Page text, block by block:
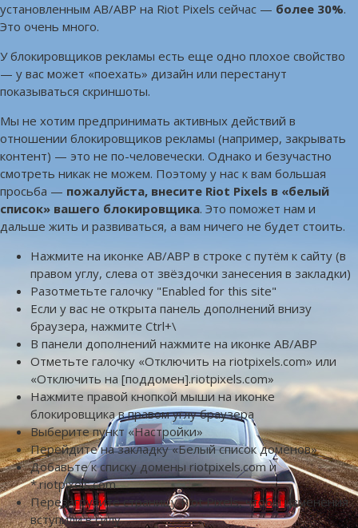
установленным AB/ABP на Riot Pixels сейчас — более 30%.
Это очень много.
У блокировщиков рекламы есть еще одно плохое свойство
— у вас может «поехать» дизайн или перестанут
показываться скриншоты.
Мы не хотим предпринимать активных действий в
отношении блокировщиков рекламы (например, закрывать
контент) — это не по-человечески. Однако и безучастно
смотреть никак не можем. Поэтому у нас к вам большая
просьба — пожалуйста, внесите Riot Pixels в «белый
список» вашего блокировщика. Это поможет нам и
дальше жить и развиваться, а вам ничего не будет стоить.
Нажмите на иконке AB/ABP в строке с путём к сайту (в
правом углу, слева от звёздочки занесения в закладки)
Разотметьте галочку "Enabled for this site"
Если у вас не открыта панель дополнений внизу
браузера, нажмите Ctrl+\
В панели дополнений нажмите на иконке AB/ABP
Отметьте галочку «Отключить на riotpixels.com» или
«Отключить на [поддомен].riotpixels.com»
Нажмите правой кнопкой мыши на иконке
блокировщика в правом углу браузера
Выберите пункт «Настройки»
Перейдите на закладку «Белый список доменов»
Добавьте к списку домены riotpixels.com и
*.riotpixels.com
Перезагрузите страницу Riot Pixels, чтобы изменения
вступили в силу